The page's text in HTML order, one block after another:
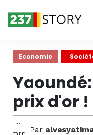
Economie
prix d'or !
Par